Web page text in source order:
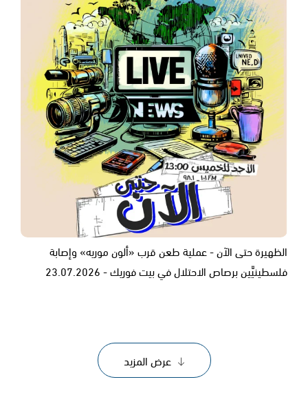
الظهيرة حتى الآن - عملية طعن قرب «ألون موريه» وإصابة
فلسطينيَّين برصاص الاحتلال في بيت فوريك - 23.07.2026
عرض المزيد